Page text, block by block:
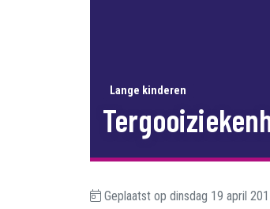
Lange kinderen
Geplaatst op dinsdag 19 april